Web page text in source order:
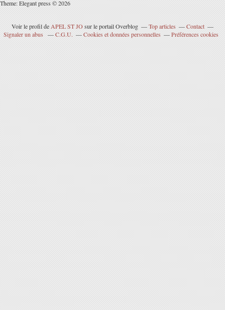
Theme: Elegant press © 2026
Voir le profil de APEL ST JOsur le portail Overblog Top articles
Contact
Signaler un abus
C.G.U. Cookies et données personnelles Préférences cookies